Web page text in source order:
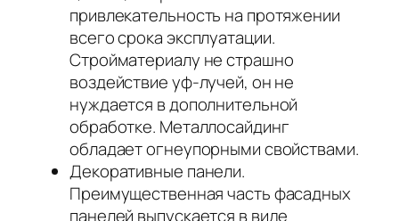
привлекательность на протяжении
всего срока эксплуатации.
Стройматериалу не страшно
воздействие уф-лучей, он не
нуждается в дополнительной
обработке. Металлосайдинг
обладает огнеупорными свойствами.
Декоративные панели.
Преимущественная часть фасадных
панелей выпускается в виде